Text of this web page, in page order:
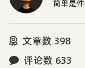
简单是
文章数 398
评论数 633